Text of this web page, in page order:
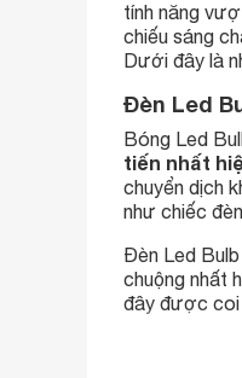
tính năng
chiếu sáng
Dưới đây là
Đèn Led
Bóng Led
tiến nhất
chuyển dịch
như chiếc
Đèn Led
chuộng nhất
đây được coi